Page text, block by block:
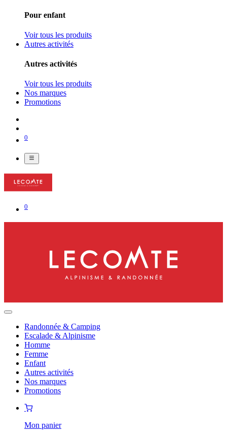
Pour enfant
Voir tous les produits
Autres activités
Autres activités
Voir tous les produits
Nos marques
Promotions
0
0
Randonnée & Camping
Escalade & Alpinisme
Homme
Femme
Enfant
Autres activités
Nos marques
Promotions
Mon panier